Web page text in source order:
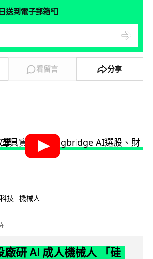
送到電子郵箱📮
看留言 分享
技 機械人
廠研 AI 成人機械人 「硅